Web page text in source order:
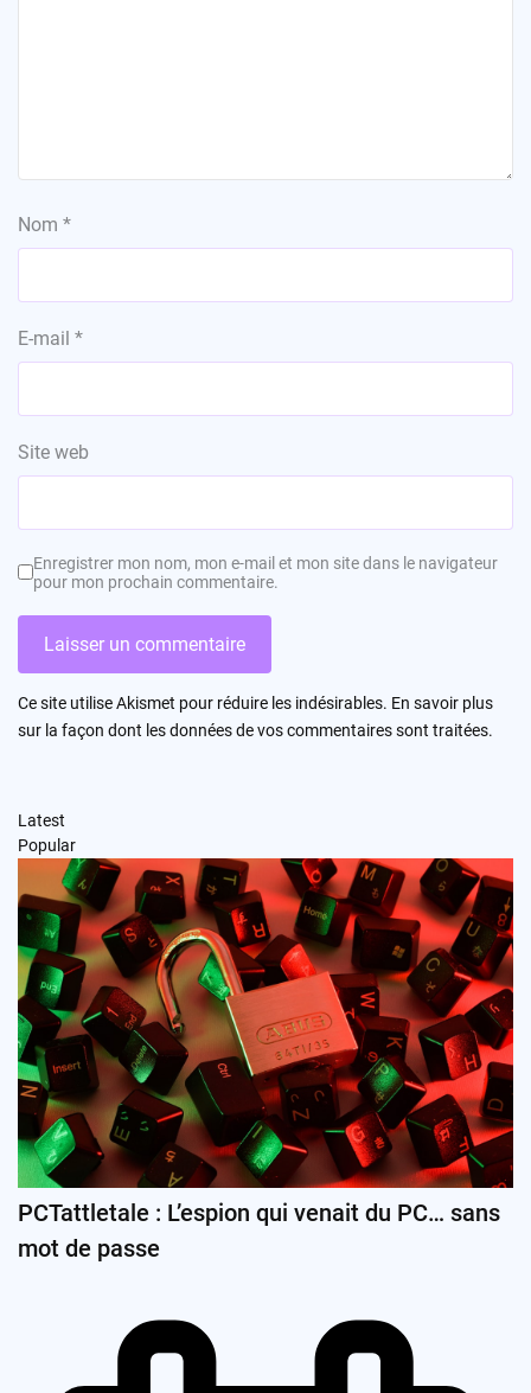
Nom *
E-mail *
Site web
Enregistrer mon nom, mon e-mail et mon site dans le navigateur
pour mon prochain commentaire.
Ce site utilise Akismet pour réduire les indésirables. En savoir plus
sur la façon dont les données de vos commentaires sont traitées.
Latest
Popular
PCTattletale : L’espion qui venait du PC… sans
mot de passe